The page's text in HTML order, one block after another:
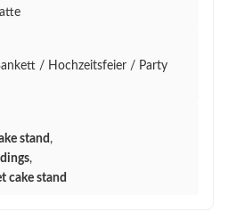
/ Hochzeitsfeier / Party
stand ,
,
cake stand